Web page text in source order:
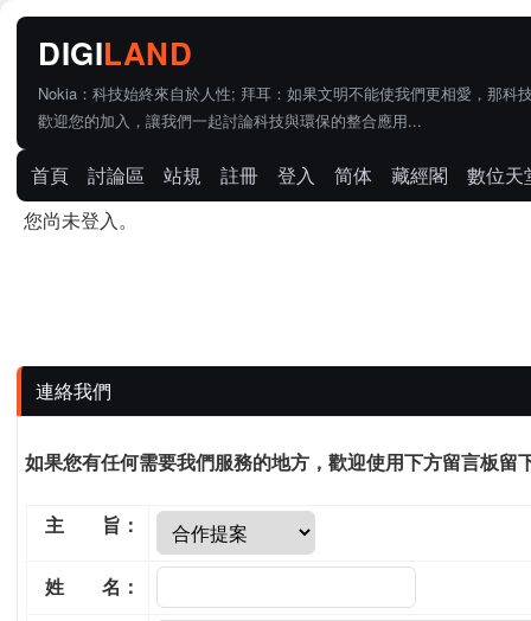
Nokia：科技始終來自於人性; 拜耳：如果文明不能使我們更相愛，那科
歡迎您的加入，讓我們一起討論科技與環保的整合應用...
首頁 討論區 站規 註冊 登入 简体 藏經閣
數位天
您尚未登入。
連絡我們
如果您有任何需要我們服務的地方，歡迎使用下方留言板留
主 旨：
姓 名：